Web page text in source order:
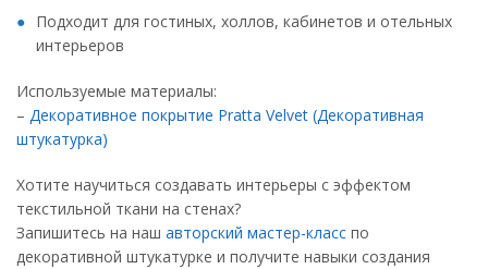
Подходит для гостиных, холлов, кабинетов и отельных
интерьеров
Используемые материалы:
– Декоративное покрытие Pratta Velvet (Декоративная
штукатурка)
Хотите научиться создавать интерьеры с эффектом
текстильной ткани на стенах?
Запишитесь на наш авторский мастер-класс по
декоративной штукатурке и получите навыки создания